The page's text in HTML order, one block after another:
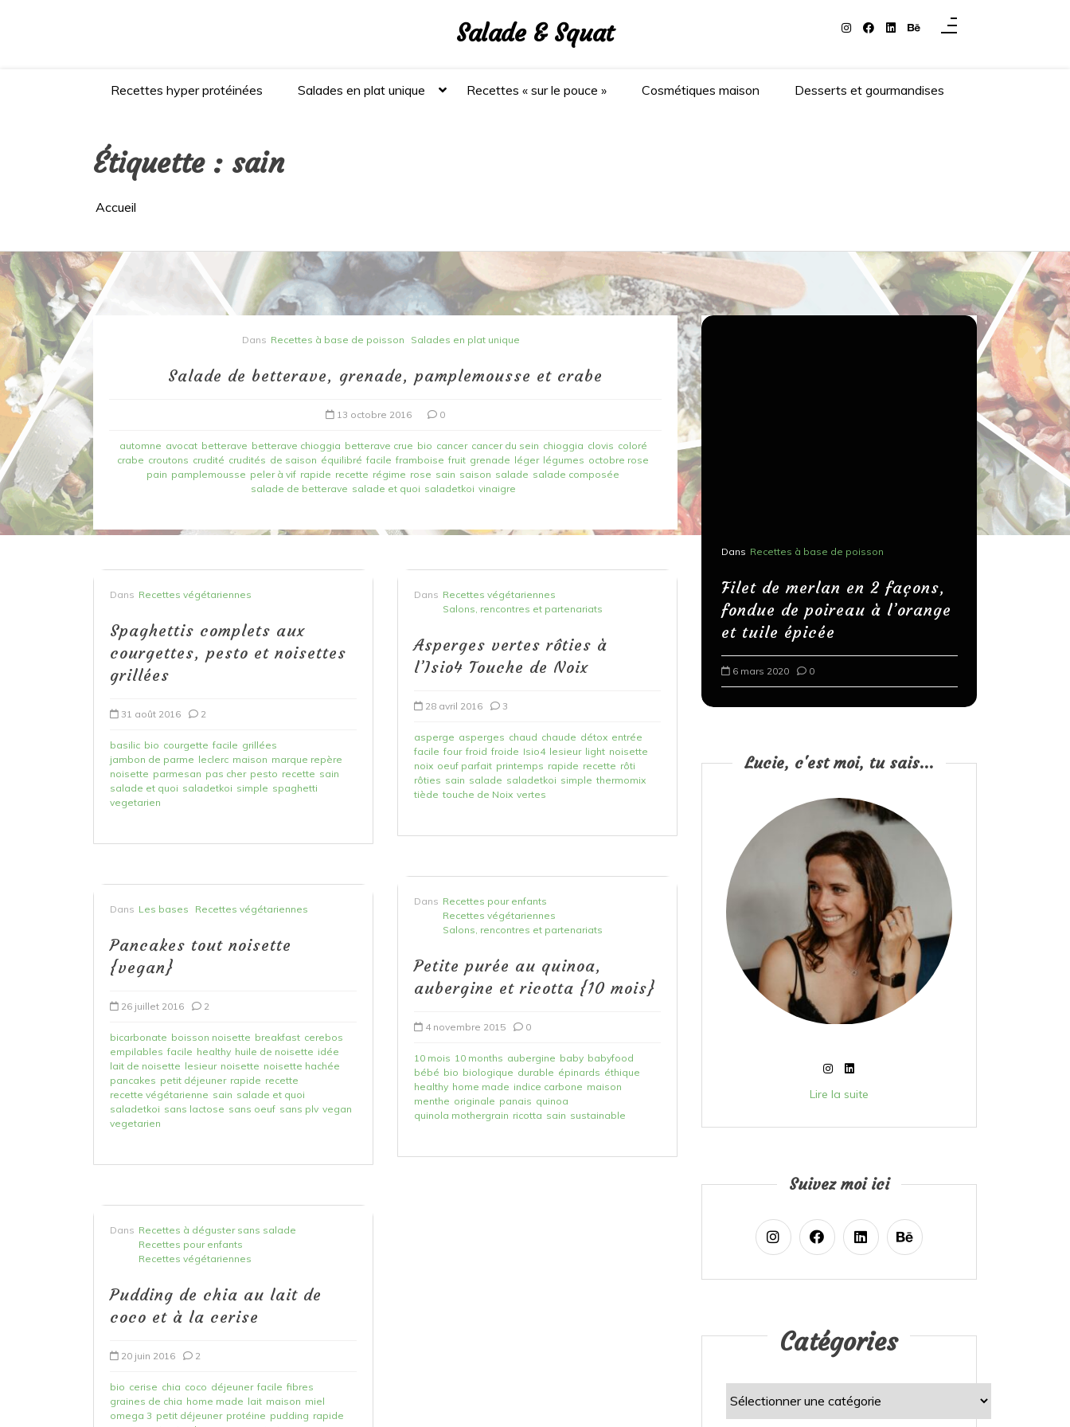
Salade & Squat
Recettes hyper protéinées Salades en plat unique Recettes « sur le pouce » Cosmétiques maison Desserts et gourmandises
Étiquette : sain
Accueil
Dans Recettes à base de poisson Salades en plat unique
Salade de betterave, grenade, pamplemousse et crabe
13 octobre 2016 0
automne avocat betterave betterave chioggia betterave crue bio cancer cancer du sein chioggia clovis coloré
crabe croutons crudité crudités de saison équilibré facile framboise fruit grenade léger légumes octobre rose
pain pamplemousse peler à vif rapide recette régime rose sain saison salade salade composée
salade de betterave salade et quoi saladetkoi vinaigre
Dans Recettes végétariennes
Spaghettis complets aux
courgettes, pesto et noisettes
grillées
31 août 2016 2
basilic bio courgette facile grillées
jambon de parme leclerc maison marque repère
noisette parmesan pas cher pesto recette sain
salade et quoi saladetkoi simple spaghetti
vegetarien
Dans Les bases Recettes végétariennes
Pancakes tout noisette
{vegan}
26 juillet 2016 2
bicarbonate boisson noisette breakfast cerebos
empilables facile healthy huile de noisette idée
lait de noisette lesieur noisette noisette hachée
pancakes petit déjeuner rapide recette
recette végétarienne sain salade et quoi
saladetkoi sans lactose sans oeuf sans plv vegan
vegetarien
Dans Recettes à déguster sans salade
Recettes pour enfants
Recettes végétariennes
Pudding de chia au lait de
coco et à la cerise
20 juin 2016 2
bio cerise chia coco déjeuner facile fibres
graines de chia home made lait maison miel
omega 3 petit déjeuner protéine pudding rapide
Dans Recettes végétariennes
Salons, rencontres et partenariats
Asperges vertes rôties à
l’Isio4 Touche de Noix
28 avril 2016 3
asperge asperges chaud chaude détox entrée
facile four froid froide Isio4 lesieur light noisette
noix oeuf parfait printemps rapide recette rôti
rôties sain salade saladetkoi simple thermomix
tiède touche de Noix vertes
Dans Recettes pour enfants
Recettes végétariennes
Salons, rencontres et partenariats
Petite purée au quinoa,
aubergine et ricotta {10 mois}
4 novembre 2015 0
10 mois 10 months aubergine baby babyfood
bébé bio biologique durable épinards éthique
healthy home made indice carbone maison
menthe originale panais quinoa
quinola mothergrain ricotta sain sustainable
Filet de merlan en 2 façons,
et tuile épicée
Salons, rencontres et partenariats
Spaghettis aux légumes rôtis
18 mars 2020 0
Dans Recettes à base de poisson
Filet de merlan en 2 façons,
fondue de poireau à l’orange
et tuile épicée
6 mars 2020 0
Lucie, c'est moi, tu sais...
Lire la suite
Suivez moi ici
Catégories